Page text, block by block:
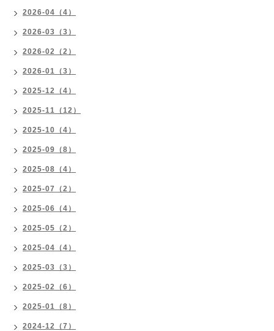
2026-04（4）
2026-03（3）
2026-02（2）
2026-01（3）
2025-12（4）
2025-11（12）
2025-10（4）
2025-09（8）
2025-08（4）
2025-07（2）
2025-06（4）
2025-05（2）
2025-04（4）
2025-03（3）
2025-02（6）
2025-01（8）
2024-12（7）